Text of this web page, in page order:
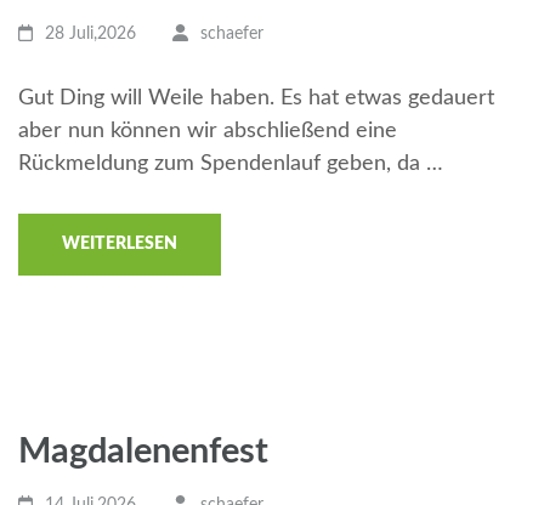
28 Juli,2026 schaefer
Gut Ding will Weile haben. Es hat etwas gedauert
aber nun können wir abschließend eine
Rückmeldung zum Spendenlauf geben, da …
WEITERLESEN
Magdalenenfest